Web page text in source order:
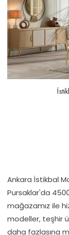
Ankara İstikbal
Pursaklar'da
mağazamız ile
modeller, teşhir
daha fazlasına